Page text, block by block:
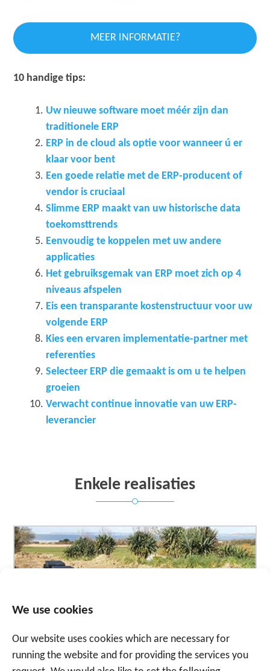
We use cookies
Our website uses cookies which are necessary for
running the website and for providing the services you
MEER INFORMATIE?
10 handige tips:
Uw nieuwe software moet méér zijn dan
traditionele ERP
ERP in de cloud als optie voor wanneer ú er
klaar voor bent
Een goede relatie met de ERP-producent of
vendor is cruciaal
Slimme ERP maakt van uw historische data
toekomsttrends
Eenvoudig te koppelen met uw andere
applicaties
Het gebruiksgemak van ERP moet zich op 4
niveaus afspelen
Eis een transparante kostenstructuur voor uw
volgende ERP
Kies een ervaren implementatie-partner met
referenties
Selecteer ERP die gemaakt is om u te helpen
groeien
Verwacht continue innovatie van uw ERP-
leverancier
Enkele realisaties